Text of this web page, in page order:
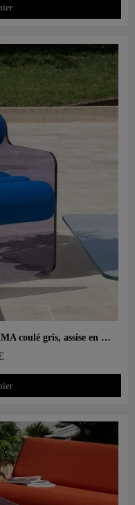
Chaise design MW04 – Parois en PMMA coulé gris, assise en mousse alvéolaire